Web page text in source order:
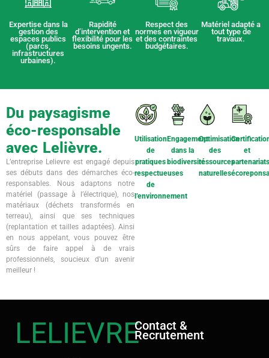
Expertise dans la
gestion des
espaces publics
(parcs,
infrastructures
urbaines).
Rapidité
d’intervention et
flexibilité pour les
besoins ungents.
Respect des
normes en vigueur
et des contraintes
budgétaires.
Matériel adapté a
tout type de
travaux.
Du paysagisme
éco-responsable
avec Lelièvre.
L’entreprise Lelievre est engagé depuis
ses débuts dans des démarches éco-
responsables. Nous adaptons notre
matériel (passage à l’électrique), nos
matériaux (déchets transformés en
terreau), ainsi que ses techniques
(replantation et tailles adaptées). Ainsi
en nous appelant, vous pouvez être
sûrs de faire appel à de vrais
professionnels, soucieux d’un avenir
meilleur !
Utilisation
de
pratiques
respectueuses
de
l’environnement
Engagement
dans la
biodiversité
Optimisation
des
ressources
naturelles
et
partenariats
LELIEVREContact &
Recrutement